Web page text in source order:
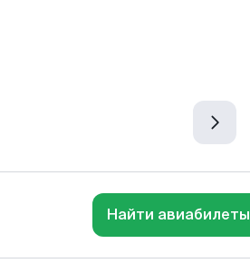
Найти авиабилеты